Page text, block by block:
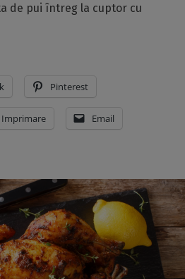
de pui întreg la cuptor cu
Pinterest
Imprimare Email